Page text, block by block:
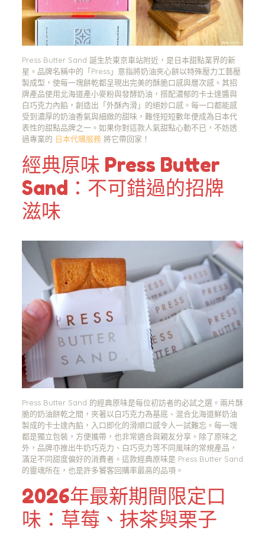
Press Butter Sand 誕生於東京車站附近，是日本甜點業界的新
星。品牌名稱中的「Press」意指將奶油夾心餅以特殊壓力工藝壓
製成型，使每一塊餅乾都呈現出完美的酥脆口感與層次感。其招
牌產品使用北海道產小麥粉與發酵奶油，搭配濃郁的卡士達醬與
白巧克力內餡，創造出「外酥內滑」的絕妙口感。每一口都能感
受到濃厚的奶油香氣與細緻的甜味，難怪短短數年便成為日本代
表性的甜點品牌之一。如果你對這款人氣甜點心動不已，不妨透
過專業的 日本代購服務將它帶回家！
經典原味 Press Butter
Sand：不可錯過的招牌
滋味
Press Butter Sand 的經典原味是每位初訪者的必試之選。兩片酥
脆的奶油餅乾之間，夾著以白巧克力為基底、混合北海道鮮奶油
製成的卡士達內餡，入口即化的滑順口感令人一試難忘。每一塊
都是獨立包裝，方便攜帶，也非常適合與親友分享。除了原味之
外，品牌亦推出牛奶巧克力、白巧克力等不同風味的常規產品，
滿足不同甜度偏好的消費者。這款經典原味是 Press Butter Sand
的靈魂所在，也是許多饕客回購率最高的品項。
2026年最新期間限定口
味：草莓、抹茶與栗子